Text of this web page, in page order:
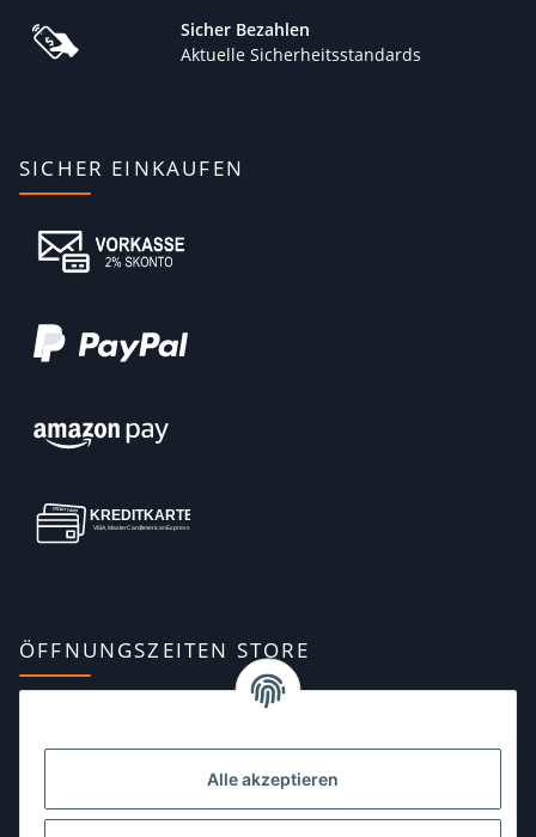
Alle akzeptieren
Sicher Bezahlen
Aktuelle Sicherheitsstandards
SICHER EINKAUFEN
ÖFFNUNGSZEITEN STORE
10:00–13:00, 14:00–18:00 Uhr
Dienstag:10:00–13:00, 14:00–16:00 Uhr